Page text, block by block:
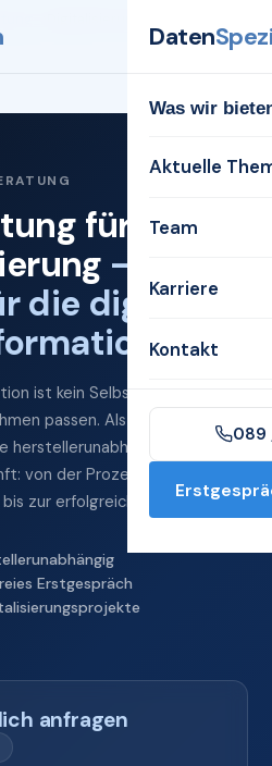
Daten
Was wir
Aktuelle
Team
Karriere
Kontakt
089
für
— Ihr
die digitale
ist kein Selbstzweck — sie
passen. Als erfahrene IT-
herstellerunabhängig auf dem
von der Prozessanalyse über
zur erfolgreichen Umsetzung.
Erstgespräch
anfragen